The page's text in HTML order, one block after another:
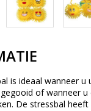
is ideaal wanneer
of wanneer u
De stressbal heeft